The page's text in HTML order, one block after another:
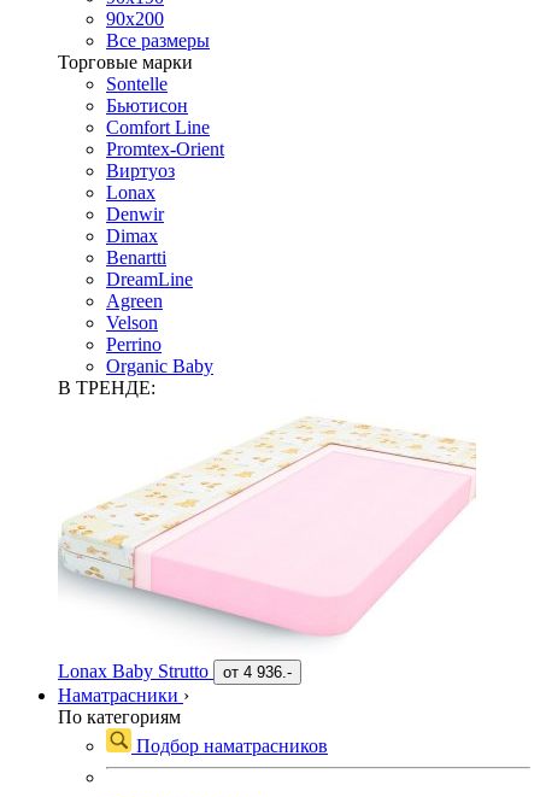
90х200
Все размеры
Торговые марки
Sontelle
Бьютисон
Comfort Line
Promtex-Orient
Виртуоз
Lonax
Denwir
Dimax
Benartti
DreamLine
Agreen
Velson
Perrino
Organic Baby
В ТРЕНДЕ:
Lonax Baby Strutto от 4 936.-
Наматрасники ›
По категориям
Подбор наматрасников